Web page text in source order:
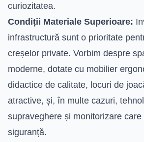
curiozitatea.
Condiții Materiale Superioare:
infrastructură sunt o prioritate
creșelor private. Vorbim despre
moderne, dotate cu mobilier
didactice de calitate, locuri de
atractive, și, în multe cazuri,
supraveghere și monitorizare
siguranță.